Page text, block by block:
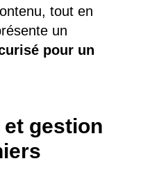
tout en
un
pour un
et gestion